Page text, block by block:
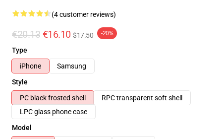
(4 customer reviews)
€20.13 €16.10 $17.50 -20%
Type
iPhone
Samsung
Style
PC black frosted shell
RPC transparent soft shell
LPC glass phone case
Model